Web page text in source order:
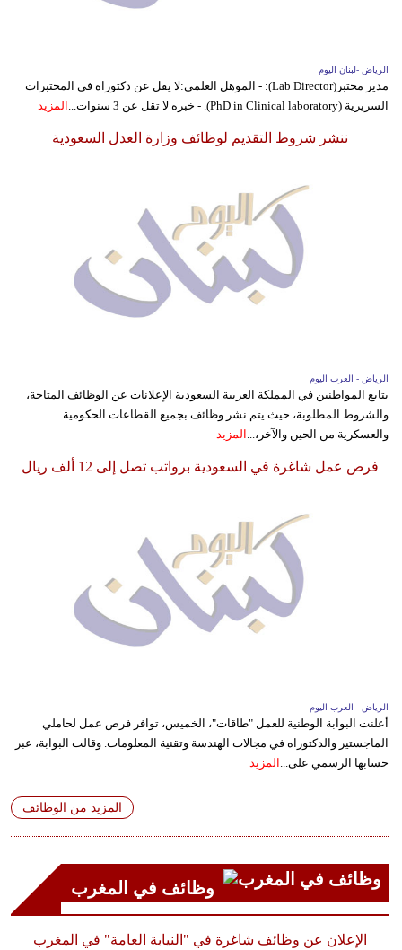
الرياض -لبنان اليوم
مدير مختبر(Lab Director): - الموهل العلمي:لا يقل عن دكتوراه في المختبرات
السريرية (PhD in Clinical laboratory). - خبره لا تقل عن 3 سنوات...
المزيد
ننشر شروط التقديم لوظائف وزارة العدل السعودية
الرياض - العرب اليوم
يتابع المواطنين في المملكة العربية السعودية الإعلانات عن الوظائف المتاحة،
والشروط المطلوبة، حيث يتم نشر وظائف بجميع القطاعات الحكومية
والعسكرية من الحين والآخر،... المزيد
فرص عمل شاغرة في السعودية برواتب تصل إلى 12 ألف ريال
الرياض - العرب اليوم
أعلنت البوابة الوطنية للعمل "طاقات"، الخميس، توافر فرص عمل لحاملي
الماجستير والدكتوراه في مجالات الهندسة وتقنية المعلومات. وقالت البوابة، عبر
حسابها الرسمي على... المزيد
المزيد من الوظائف
وظائف في المغرب
الإعلان عن وظائف شاغرة في "النيابة العامة" في المغرب